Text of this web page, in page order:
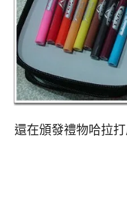
還在頒發禮物哈拉